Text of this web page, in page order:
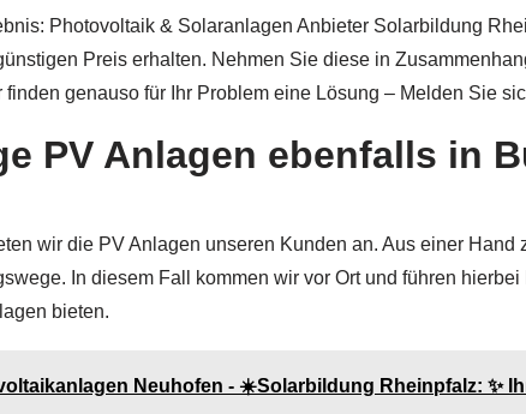
Photovoltaik & Solaranlagen Anbieter Solarbildung
Preis erhalten. Nehmen Sie diese in
genauso für Ihr Problem eine Lösung – Melden Sie
PV Anlagen ebenfalls in
wir die PV Anlagen unseren Kunden an. Aus einer
In diesem Fall kommen wir vor Ort und führen
bieten.
Neuhofen - ☀️Solarbildung Rheinpfalz: ✨